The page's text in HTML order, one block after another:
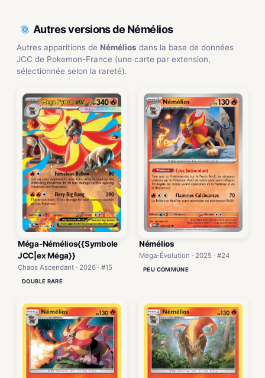
Autres versions de Némélios
Autres apparitions de Némélios dans la base de données
JCC de Pokemon-France (une carte par extension,
sélectionnée selon la rareté).
Méga-Némélios{{Symbole
JCC|ex Méga}}
Chaos Ascendant · 2026 · #15
DOUBLE RARE
Némélios
Méga-Évolution · 2025 · #24
PEU COMMUNE